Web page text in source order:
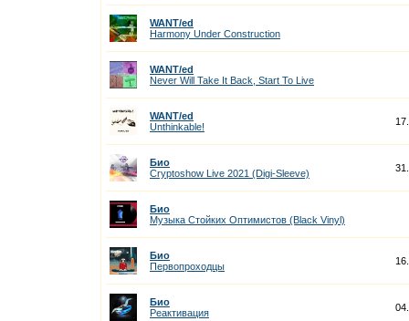
WANT/ed
Harmony Under Construction
WANT/ed
Never Will Take It Back, Start To Live
WANT/ed
Unthinkable!
Био
Cryptoshow Live 2021 (Digi-Sleeve)
Био
Музыка Стойких Оптимистов (Black Vinyl)
Био
Первопроходцы
Био
Реактивация